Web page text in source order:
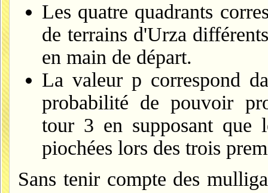
Les quatre quadrants
de terrains d'Urza
en main de départ.
La valeur p correspond
probabilité de pouvoir
tour 3 en supposant que
piochées lors des trois
Sans tenir compte des